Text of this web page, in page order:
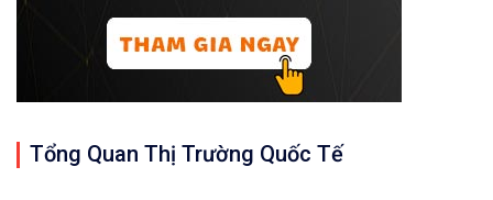
Tổng Quan Thị Trường Quốc Tế